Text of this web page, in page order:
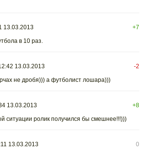
13.03.2013
+7
в 10 раз.
13.03.2013
-2
не дробя))) а футболист лошара)))
13.03.2013
+8
ситуации ролик получился бы смешнее!!!)))
13.03.2013
0